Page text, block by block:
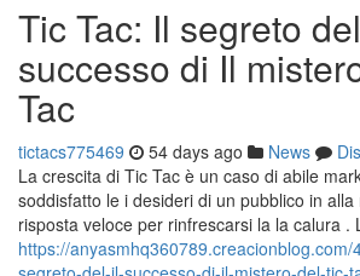
Tic Tac: Il segreto
successo di Il
Tac
tictacs775469 54 days ago News
La crescita di Tic Tac è un caso di abile
soddisfatto le i desideri di un pubblico in
risposta veloce per rinfrescarsi la la calura .
https://anyasmhq360789.creacionblog.com/